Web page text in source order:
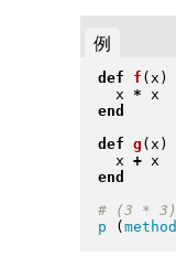
例
def f ( x )
  x
*
end
def g ( x )
  x
+
end
p
(method